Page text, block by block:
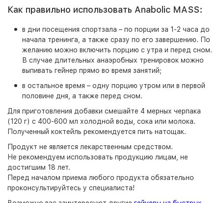
Как правильно использовать Anabolic MASS:
в дни посещения спортзала – по порции за 1-2 часа до
начала тренинга, а также сразу по его завершению. По
желанию можно включить порцию с утра и перед сном.
В случае длительных анаэробных тренировок можно
выпивать гейнер прямо во время занятий;
в остальное время – одну порцию утром или в первой
половине дня, а также перед сном.
Для приготовления добавки смешайте 4 мерных черпака
(120 г) с 400-600 мл холодной воды, сока или молока.
Полученный коктейль рекомендуется пить натощак.
Продукт не является лекарственным средством.
Не рекомендуем использовать продукцию лицам, не
достигшим 18 лет.
Перед началом приема любого продукта обязательно
проконсультируйтесь у специалиста!